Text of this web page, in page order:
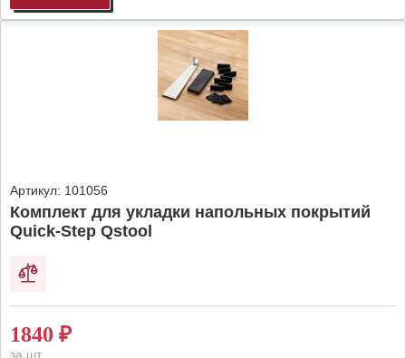
Артикул: 101056
Комплект для укладки напольных покрытий
Quick-Step Qstool
1840 ₽
за шт.